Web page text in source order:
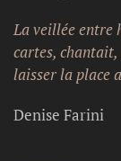
La veillée entre
cartes,
laisser la place
Denise Farini